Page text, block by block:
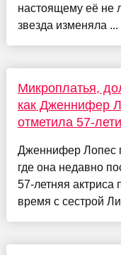
настоящему её не
звезда изменяла ...
Микроплатья,
как Дженнифер
отметила 57-
Дженнифер Лопес
где она недавно
57-летняя актриса
время с сестрой